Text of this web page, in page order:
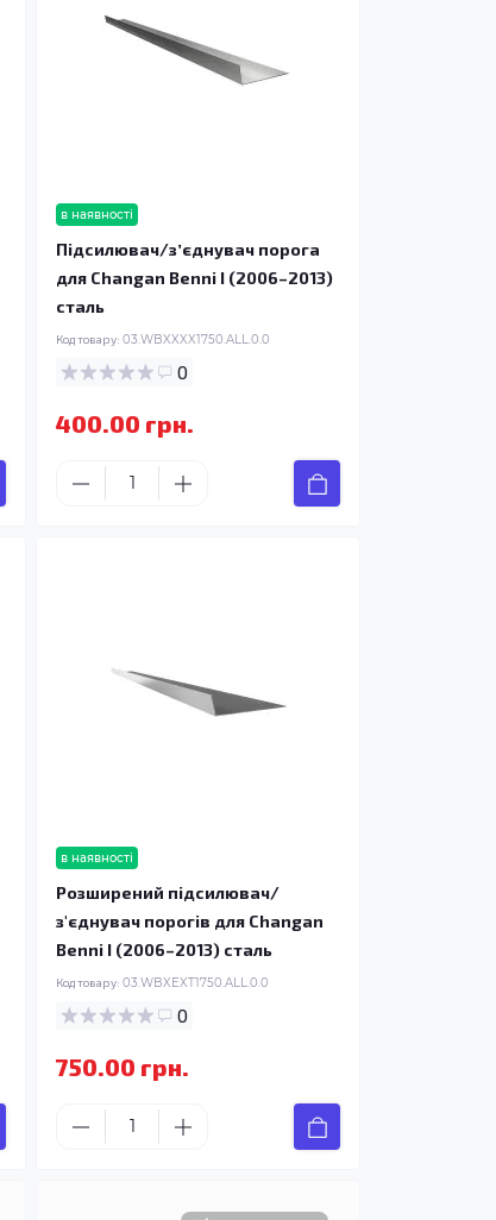
в наявності
Підсилювач/зʼєднувач порога
для Changan Benni I (2006–2013)
сталь
Код товару: 03.WBXXXX1750.ALL.0.0
0
400.00 грн.
в наявності
Розширений підсилювач/
з'єднувач порогів для Changan
Benni I (2006–2013) сталь
Код товару: 03.WBXEXT1750.ALL.0.0
0
750.00 грн.